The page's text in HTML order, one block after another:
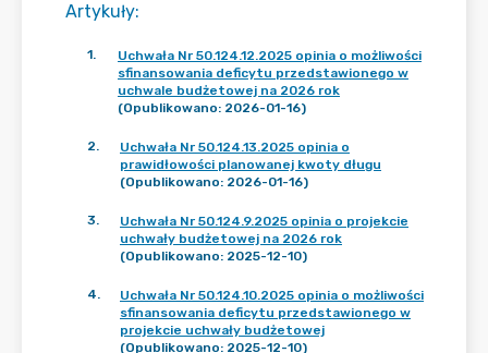
Artykuły:
1.
Uchwała Nr 50.124.12.2025 opinia o możliwości
sfinansowania deficytu przedstawionego w
uchwale budżetowej na 2026 rok
(Opublikowano: 2026-01-16)
2.
Uchwała Nr 50.124.13.2025 opinia o
prawidłowości planowanej kwoty długu
(Opublikowano: 2026-01-16)
3.
Uchwała Nr 50.124.9.2025 opinia o projekcie
uchwały budżetowej na 2026 rok
(Opublikowano: 2025-12-10)
4.
Uchwała Nr 50.124.10.2025 opinia o możliwości
sfinansowania deficytu przedstawionego w
projekcie uchwały budżetowej
(Opublikowano: 2025-12-10)